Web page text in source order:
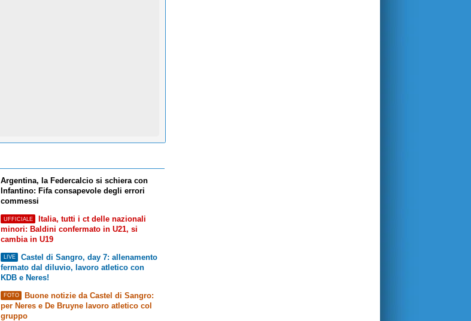
Argentina, la Federcalcio si schiera con
Infantino: Fifa consapevole degli errori
commessi
UFFICIALE
Italia, tutti i ct delle nazionali
minori: Baldini confermato in U21, si
cambia in U19
LIVE
Castel di Sangro, day 7: allenamento
fermato dal diluvio, lavoro atletico con
KDB e Neres!
FOTO
Buone notizie da Castel di Sangro:
per Neres e De Bruyne lavoro atletico col
gruppo